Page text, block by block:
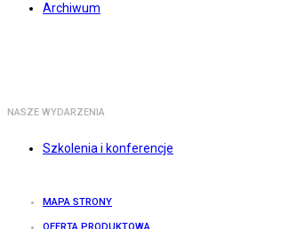
Archiwum
NASZE WYDARZENIA
Szkolenia i konferencje
MAPA STRONY